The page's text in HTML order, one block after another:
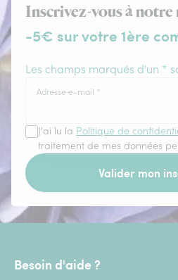
Inscrivez-vous à
-5€ sur votre 1ère
Les champs marqués d'un *
Adresse e-mail *
J'ai lu la Politique de
traitement de mes données
Valider mon
Besoin d'aide ?